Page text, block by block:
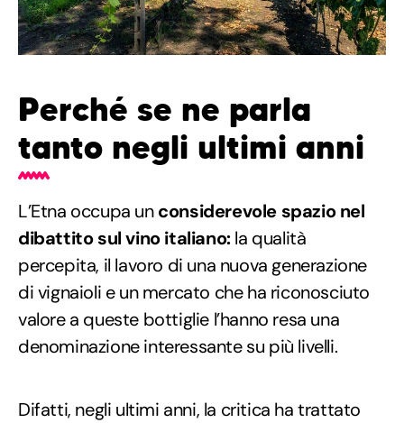
Perché se ne parla
tanto negli ultimi anni
L’Etna occupa unconsiderevole spazio nel
dibattito sul vino italiano:la qualità
percepita, il lavoro di una nuova generazione
di vignaioli e un mercato che ha riconosciuto
valore a queste bottiglie l’hanno resa una
denominazione interessante su più livelli.
Difatti, negli ultimi anni, la critica ha trattato